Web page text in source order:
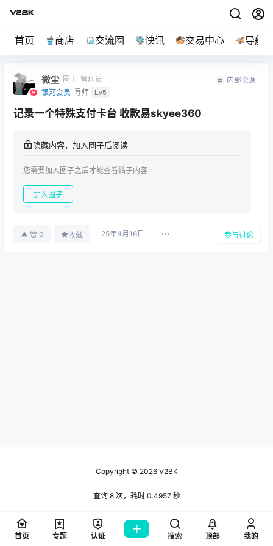
首页 商店 交流圈 快讯 交易中心 导航
微尘 圈主 管理员
银河会员 导师 Lv5
内部资源
记录一个特殊支付卡台 收款易skyee360
隐藏内容，加入圈子后阅读
您需要加入圈子之后才能查看帖子内容
加入圈子
赞 0 收藏 25年4月16日 参与讨论
Copyright © 2026V2BK
查询 8 次，耗时 0.4957 秒
首页 专题 认证 搜索 顶部 我的